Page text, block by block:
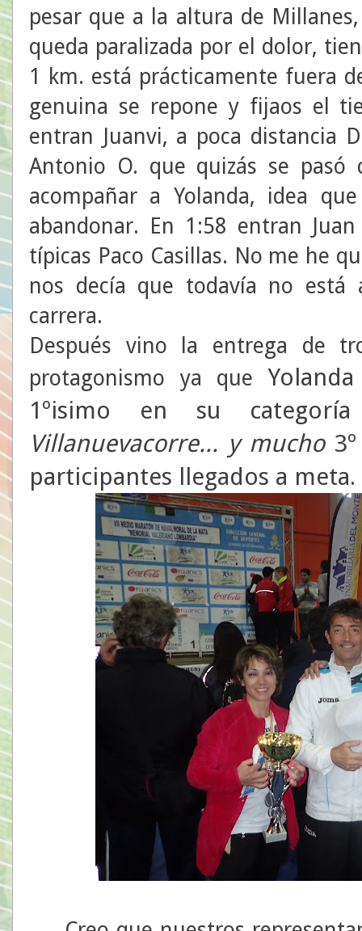
pesar que a la altura de
queda paralizada por el dolor,
1 km. está prácticamente fuera
genuina se repone y fijaos el
entran Juanvi, a poca distancia
Antonio O. que quizás se
acompañar a Yolanda, idea
abandonar. En 1:58 entran
típicas Paco Casillas. No me he
nos decía que todavía no
carrera.
Después vino la entrega de
protagonismo ya que
1ºisimo en su categoría
Villanuevacorre... y mucho3º
participantes llegados a meta.